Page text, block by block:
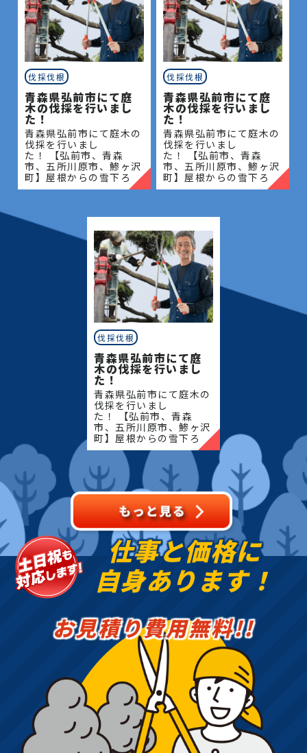
伐採伐根
青森県弘前市にて庭
木の伐採を行いまし
た！
青森県弘前市にて庭木の
伐採を行いまし
た！ 【弘前市、青森
市、五所川原市、鯵ヶ沢
町】屋根からの雪下ろ
し・除雪・排雪などの作
定・草刈りなどのお庭の
こと、造園・
伐採伐根
青森県弘前市にて庭
木の伐採を行いまし
た！
青森県弘前市にて庭木の
伐採を行いまし
た！ 【弘前市、青森
市、五所川原市、鯵ヶ沢
町】屋根からの雪下ろ
し・除雪・排雪などの作
定・草刈りなどのお庭の
こと、造園・
伐採伐根
青森県弘前市にて庭
木の伐採を行いまし
た！
青森県弘前市にて庭木の
伐採を行いまし
た！ 【弘前市、青森
市、五所川原市、鯵ヶ沢
町】屋根からの雪下ろ
し・除雪・排雪などの作
業もお任せください！地
域密着で伐採・抜根・剪
定・草刈りなどのお庭の
こと、造園・
仕事と価格に
自身あります！
お見積り費用無料!!